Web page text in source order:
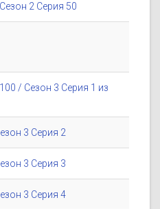
2 Серия 50
/ Сезон 3 Серия 1 из
3 Серия 2
3 Серия 3
3 Серия 4